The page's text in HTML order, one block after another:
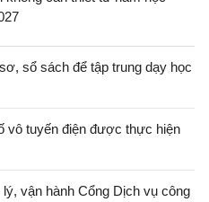
sổ sách để tập trung dạy học
vô tuyến điện được thực hiện
vận hành Cổng Dịch vụ công